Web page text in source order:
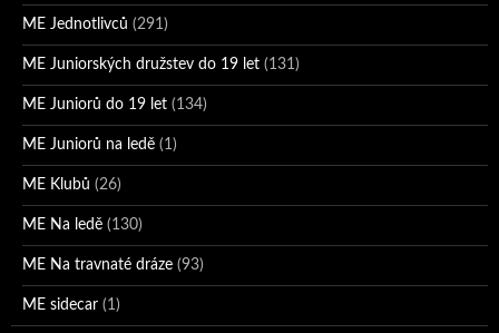
ME Jednotlivců (291)
ME Juniorských družstev do 19 let (131)
ME Juniorů do 19 let (134)
ME Juniorů na ledě (1)
ME Klubů (26)
ME Na ledě (130)
ME Na travnaté dráze (93)
ME sidecar (1)